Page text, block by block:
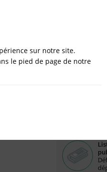
94 -
sur notre site.
le pied de page de notre